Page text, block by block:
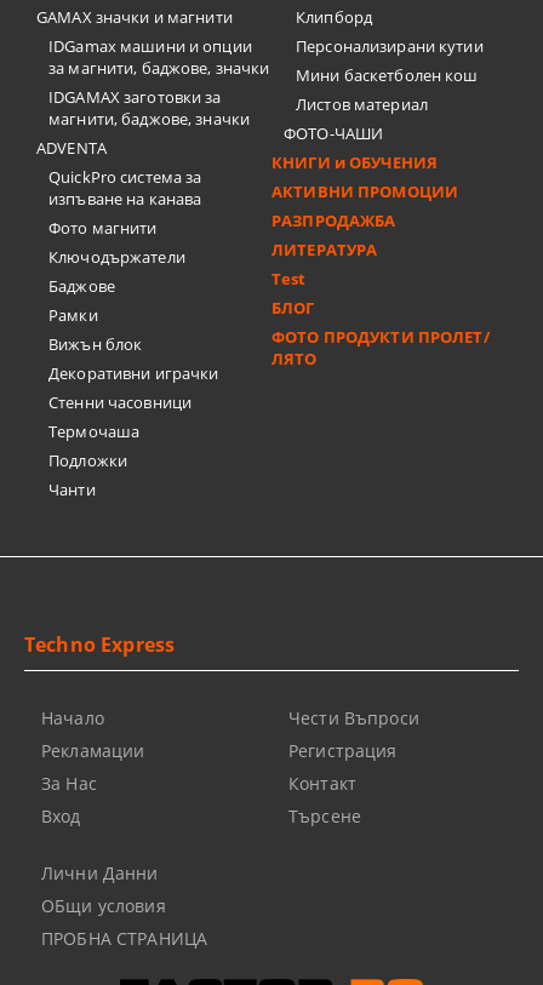
GAMAX значки и магнити
IDGamax машини и опции
за магнити, баджове, значки
IDGAMAX заготовки за
магнити, баджове, значки
ADVENTA
QuickPro система за
изпъване на канава
Фото магнити
Ключодържатели
Баджове
Рамки
Вижън блок
Декоративни играчки
Стенни часовници
Термочашa
Подложки
Чанти
Клипборд
Персонализирани кутии
Мини баскетболен кош
Листов материал
ФОТО-ЧАШИ
КНИГИ и ОБУЧЕНИЯ
АКТИВНИ ПРОМОЦИИ
РАЗПРОДАЖБА
ЛИТЕРАТУРА
Test
БЛОГ
ФОТО ПРОДУКТИ ПРОЛЕТ/
ЛЯТО
Techno Express
Начало
Рекламации
За Нас
Вход
Чести Въпроси
Регистрация
Контакт
Търсене
Лични Данни
ОБщи условия
ПРОБНА СТРАНИЦА